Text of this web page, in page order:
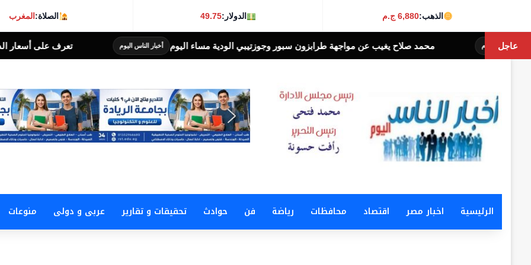
الذهب:6,880 ج.م الدولار:49.75 الصلاة:المغرب
عاجل
صلاح يغيب عن مواجهة طرابزون سبور وجوزتيبي الودية مساء اليوم أخبار الناس اليوم تعرف على أسعار الذهب خلال تعاملات اليوم
الرئيسية اخبار مصر اقتصاد محافظات رياضة فن حوادث تحقيقات و تقارير عربى و دولى منوعات